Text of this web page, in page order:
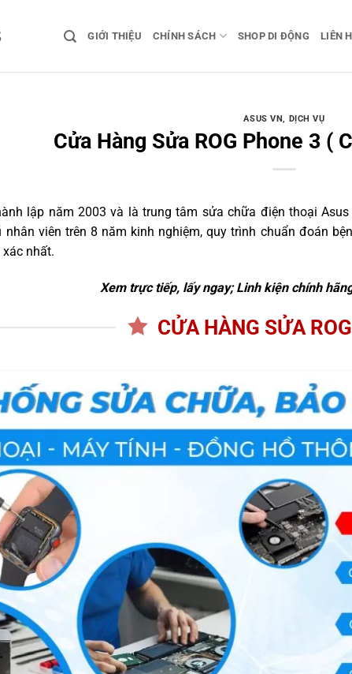
GIỚI THIỆU CHÍNH SÁCH SHOP DI ĐỘNG LIÊN
ASUS VN, DỊCH VỤ
Cửa Hàng Sửa ROG Phone 3 (
lập năm 2003 và là trung tâm sửa chữa điện thoại
viên trên 8 năm kinh nghiệm, quy trình chuẩn đoán
nhất.
Xem trực tiếp, lấy ngay; Linh kiện chính
CỬA HÀNG SỬA